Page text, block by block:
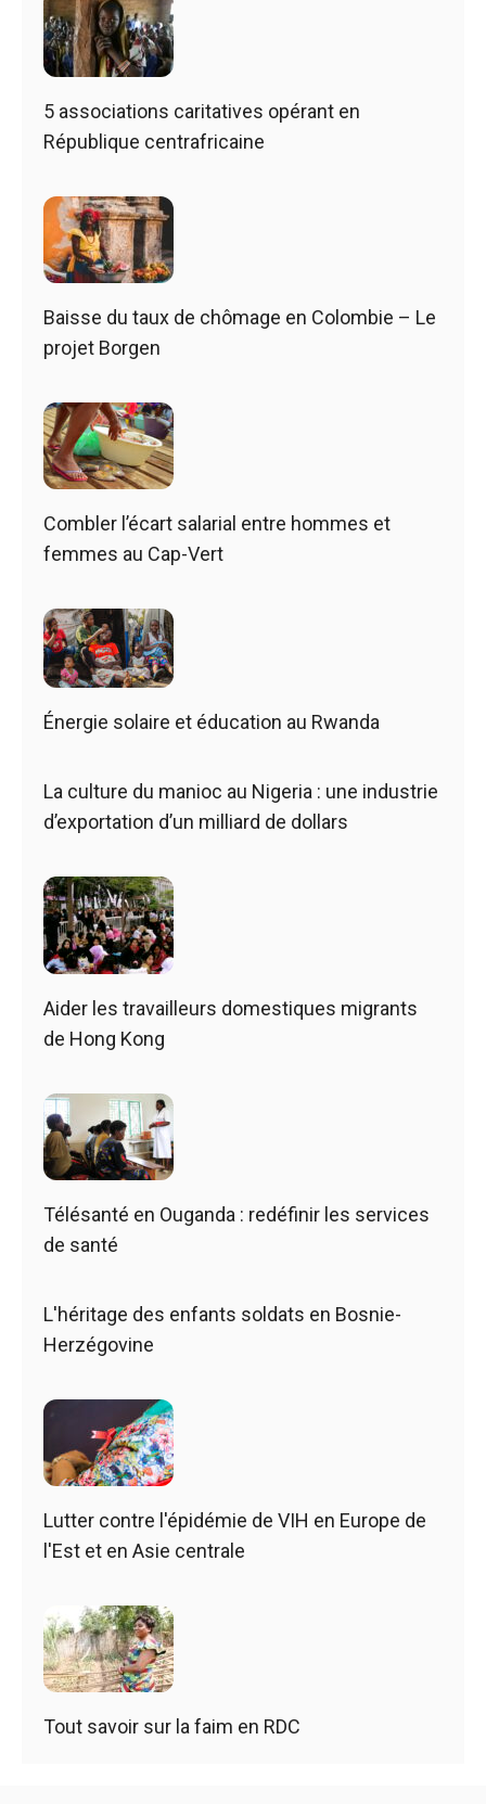
5 associations caritatives opérant en
République centrafricaine
Baisse du taux de chômage en Colombie – Le
projet Borgen
Combler l’écart salarial entre hommes et
femmes au Cap-Vert
Énergie solaire et éducation au Rwanda
La culture du manioc au Nigeria : une industrie
d’exportation d’un milliard de dollars
Aider les travailleurs domestiques migrants
de Hong Kong
Télésanté en Ouganda : redéfinir les services
de santé
L'héritage des enfants soldats en Bosnie-
Herzégovine
Lutter contre l'épidémie de VIH en Europe de
l'Est et en Asie centrale
Tout savoir sur la faim en RDC